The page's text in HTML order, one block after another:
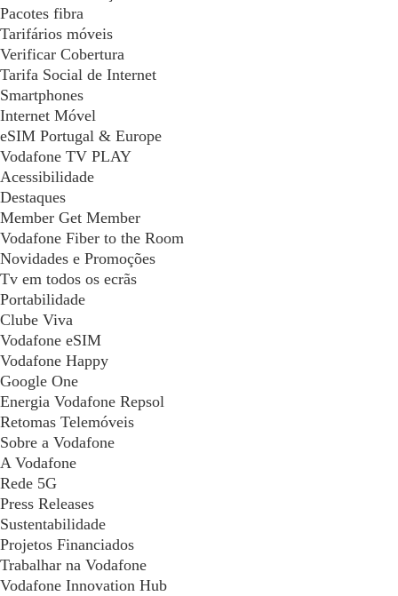
Pacotes fibra
Tarifários móveis
Verificar Cobertura
Tarifa Social de Internet
Smartphones
Internet Móvel
eSIM Portugal & Europe
Vodafone TV PLAY
Acessibilidade
Destaques
Member Get Member
Vodafone Fiber to the Room
Novidades e Promoções
Tv em todos os ecrãs
Portabilidade
Clube Viva
Vodafone eSIM
Vodafone Happy
Google One
Energia Vodafone Repsol
Retomas Telemóveis
Sobre a Vodafone
A Vodafone
Rede 5G
Press Releases
Sustentabilidade
Projetos Financiados
Trabalhar na Vodafone
Vodafone Innovation Hub